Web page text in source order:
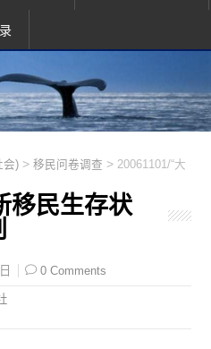
会) >移民问卷调查 > 20061101/“大
移民生存状
0 Comments